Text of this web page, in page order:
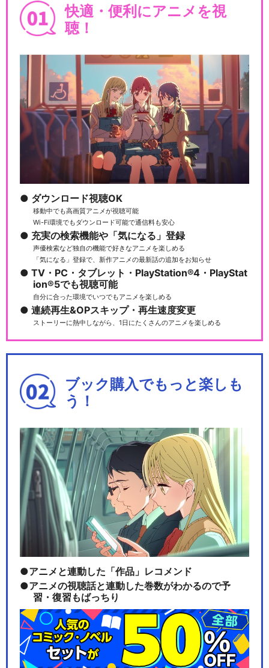
快適・便利にアニメを視
聴！
ダウンロード視聴OK
移動中でも高画質アニメが視聴可能
Wi-Fi環境でもダウンロード可能で通信料も安心
充実の検索機能や「気になる」登録
声優検索など独自の機能で好きなアニメを楽しめる
「気になる」登録で、新作アニメの最新話の追加をお知らせ
TV・PC・タブレット・PlayStation®4・PlayStat
ion®5でも視聴可能
自分に合った環境でいつでもアニメを楽しめる
連続再生&OPスキップ・再生速度変更
ストーリーに熱中しながら、1日にたくさんのアニメを楽しめる
ブック購入でもっと楽しも
う！
アニメと連動した「作品」レコメンド
アニメの視聴話と連動した巻数がわかるので予
習・復習もばっちり